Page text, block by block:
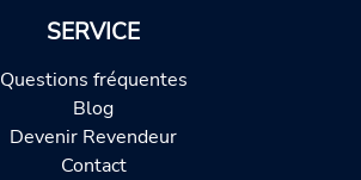
SERVICE
Questions fréquentes
Blog
Devenir Revendeur
Contact